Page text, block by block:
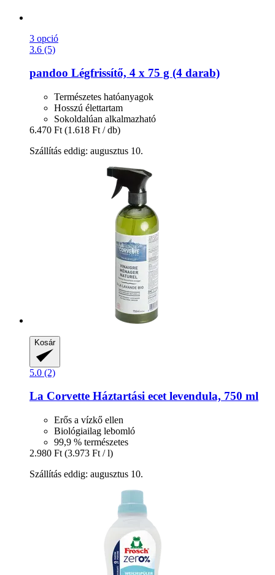
3 opció
3.6 (5)
pandoo Légfrissítő, 4 x 75 g (4 darab)
Természetes hatóanyagok
Hosszú élettartam
Sokoldalúan alkalmazható
6.470 Ft (1.618 Ft / db)
Szállítás eddig: augusztus 10.
Kosár
5.0 (2)
La Corvette Háztartási ecet levendula, 750 ml
Erős a vízkő ellen
Biológiailag lebomló
99,9 % természetes
2.980 Ft (3.973 Ft / l)
Szállítás eddig: augusztus 10.